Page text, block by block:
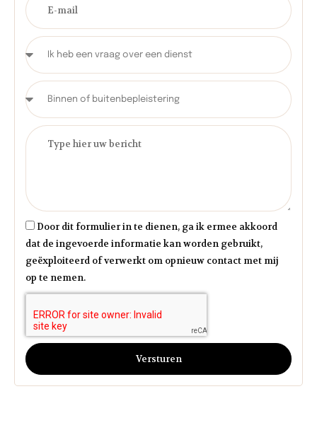
Door dit formulier in te dienen, ga ik ermee akkoord
dat de ingevoerde informatie kan worden gebruikt,
geëxploiteerd of verwerkt om opnieuw contact met mij
op te nemen.
Versturen